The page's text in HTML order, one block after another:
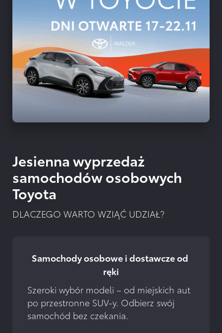
Jesienna wyprzedaż
samochodów osobowych
Toyota
DLACZEGO WARTO WZIĄĆ UDZIAŁ?
Samochody osobowe i dostawcze od
ręki
Szeroki wybór modeli – od miejskich aut
po przestronne SUV-y. Odbierz swój
samochód bez czekania.